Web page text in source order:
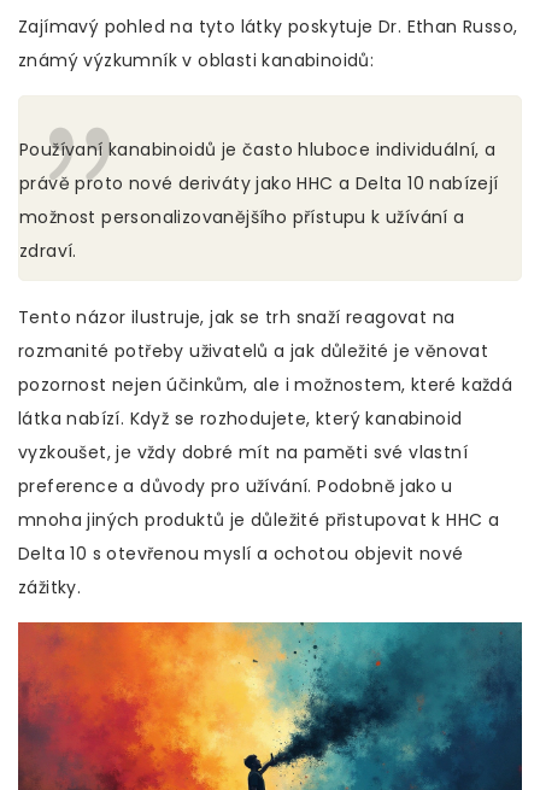
Zajímavý pohled na tyto látky poskytuje Dr. Ethan Russo,
známý výzkumník v oblasti kanabinoidů:
Používaní kanabinoidů je často hluboce individuální, a
právě proto nové deriváty jako HHC a Delta 10 nabízejí
možnost personalizovanějšího přístupu k užívání a
zdraví.
Tento názor ilustruje, jak se trh snaží reagovat na
rozmanité potřeby uživatelů a jak důležité je věnovat
pozornost nejen účinkům, ale i možnostem, které každá
látka nabízí. Když se rozhodujete, který kanabinoid
vyzkoušet, je vždy dobré mít na paměti své vlastní
preference a důvody pro užívání. Podobně jako u
mnoha jiných produktů je důležité přistupovat k HHC a
Delta 10 s otevřenou myslí a ochotou objevit nové
zážitky.